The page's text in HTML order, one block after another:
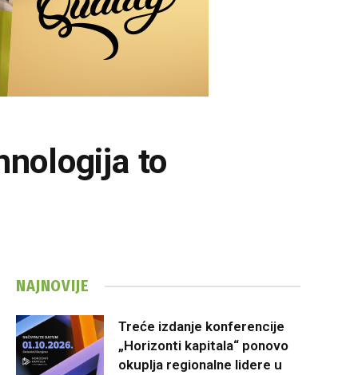
to
NAJNOVIJE
Treće izdanje konferencije
„Horizonti kapitala“ ponovo
okuplja regionalne lidere u